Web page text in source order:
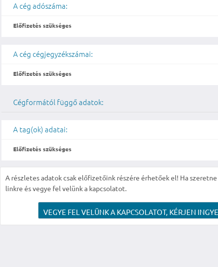
A cég adószáma:
Előfizetés szükséges
A cég cégjegyzékszámai:
Előfizetés szükséges
Cégformától függő adatok:
A tag(ok) adatai:
Előfizetés szükséges
A részletes adatok csak előfizetőink részére érhetőek el! Ha
linkre és vegye fel velünk a kapcsolatot.
VEGYE FEL VELÜNK A KAPCSOLATOT, KÉRJEN